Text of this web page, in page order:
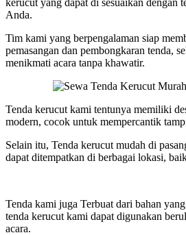
Anda.
Tim kami yang berpengalaman siap
pemasangan dan pembongkaran tenda,
menikmati acara tanpa khawatir.
Tenda kerucut kami tentunya memiliki
modern, cocok untuk mempercantik
Selain itu, Tenda kerucut mudah di
dapat ditempatkan di berbagai lokasi,
Tenda kami juga Terbuat dari bahan
tenda kerucut kami dapat digunakan
acara.